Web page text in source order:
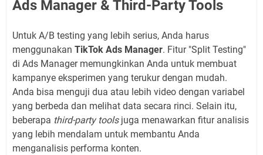
Ads Manager & Third-Party Tools
Untuk A/B testing yang lebih serius, Anda harus
menggunakan TikTok Ads Manager. Fitur "Split Testing"
di Ads Manager memungkinkan Anda untuk membuat
kampanye eksperimen yang terukur dengan mudah.
Anda bisa menguji dua atau lebih video dengan variabel
yang berbeda dan melihat data secara rinci. Selain itu,
beberapa third-party toolsjuga menawarkan fitur analisis
yang lebih mendalam untuk membantu Anda
menganalisis performa konten.